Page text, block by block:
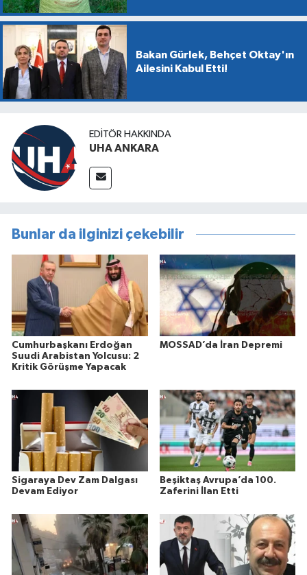
Bakan Gürlek, Behçet Oktay'ın
Ailesini Kabul Etti!
EDITÖR HAKKINDA
UHA ANKARA
Bunlar da ilginizi çekebilir
Cumhurbaşkanı Erdoğan
Suudi Arabistan Yolcusu: 2
Kritik Görüşme Yapacak
MOSSAD’da İran Depremi
Sigaraya Dev Zam Dalgası
Devam Ediyor
Beşiktaş Avrupa’da 100.
Zaferini İlan Etti